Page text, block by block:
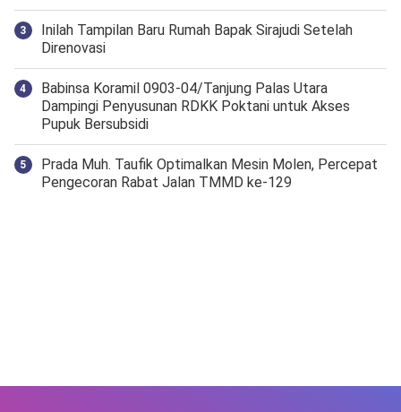
Inilah Tampilan Baru Rumah Bapak Sirajudi Setelah
Direnovasi
‎Babinsa Koramil 0903-04/Tanjung Palas Utara
Dampingi Penyusunan RDKK Poktani untuk Akses
Pupuk Bersubsidi
Prada Muh. Taufik Optimalkan Mesin Molen, Percepat
Pengecoran Rabat Jalan TMMD ke-129